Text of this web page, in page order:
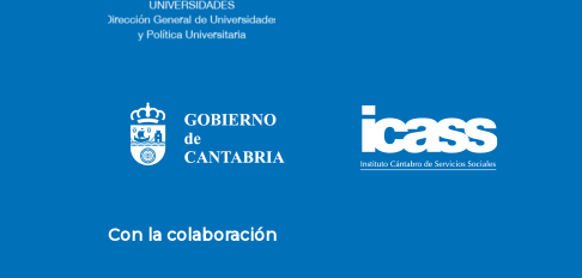
Con la colaboración